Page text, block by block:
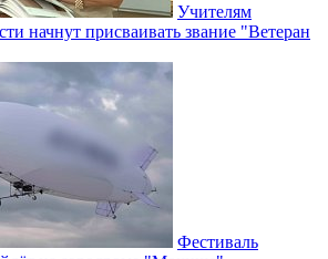
Учителям
начнут присваивать звание "Ветеран
Фестиваль